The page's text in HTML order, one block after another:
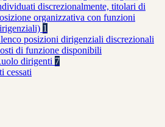
discrezionalmente, titolari di
organizzativa con funzioni
1
posizioni dirigenziali discrezionali
di funzione disponibili
dirigenti 7
cessati